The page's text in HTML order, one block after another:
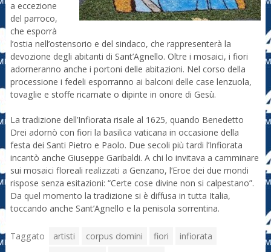
a eccezione
del parroco,
che esporrà
l’ostia nell’ostensorio e del sindaco, che rappresenterà la
devozione degli abitanti di Sant’Agnello. Oltre i mosaici, i fiori
adorneranno anche i portoni delle abitazioni. Nel corso della
processione i fedeli esporranno ai balconi delle case lenzuola,
tovaglie e stoffe ricamate o dipinte in onore di Gesù.
La tradizione dell’Infiorata risale al 1625, quando Benedetto
Drei adornò con fiori la basilica vaticana in occasione della
festa dei Santi Pietro e Paolo. Due secoli più tardi l’Infiorata
incantò anche Giuseppe Garibaldi. A chi lo invitava a camminare
sui mosaici floreali realizzati a Genzano, l’Eroe dei due mondi
rispose senza esitazioni: “Certe cose divine non si calpestano”.
Da quel momento la tradizione si è diffusa in tutta Italia,
toccando anche Sant’Agnello e la penisola sorrentina.
Taggato artisti corpus domini fiori
infiorata